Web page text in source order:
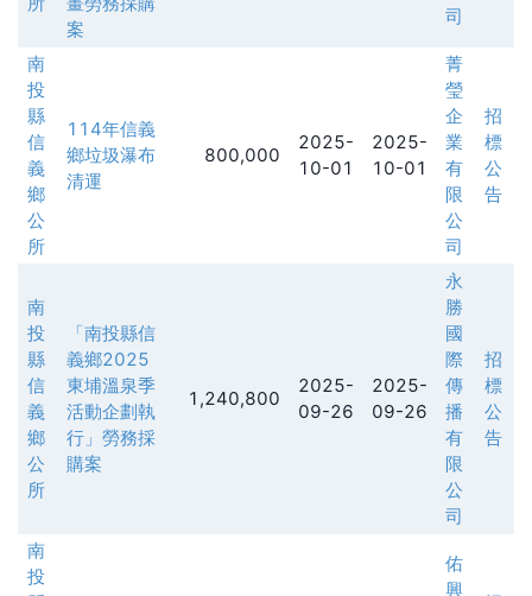
案
司
南
投
縣
信
義
鄉
公
所
114年信義
鄉垃圾瀑布
清運
800,000
2025-
10-01
2025-
10-01
菁
瑩
企
業
有
限
公
司
招
標
公
告
南
投
縣
信
義
鄉
公
所
「南投縣信
義鄉2025
東埔溫泉季
活動企劃執
行」勞務採
購案
1,240,800
2025-
09-26
2025-
09-26
永
勝
國
際
傳
播
有
限
公
司
招
標
公
告
南
投
佑
興